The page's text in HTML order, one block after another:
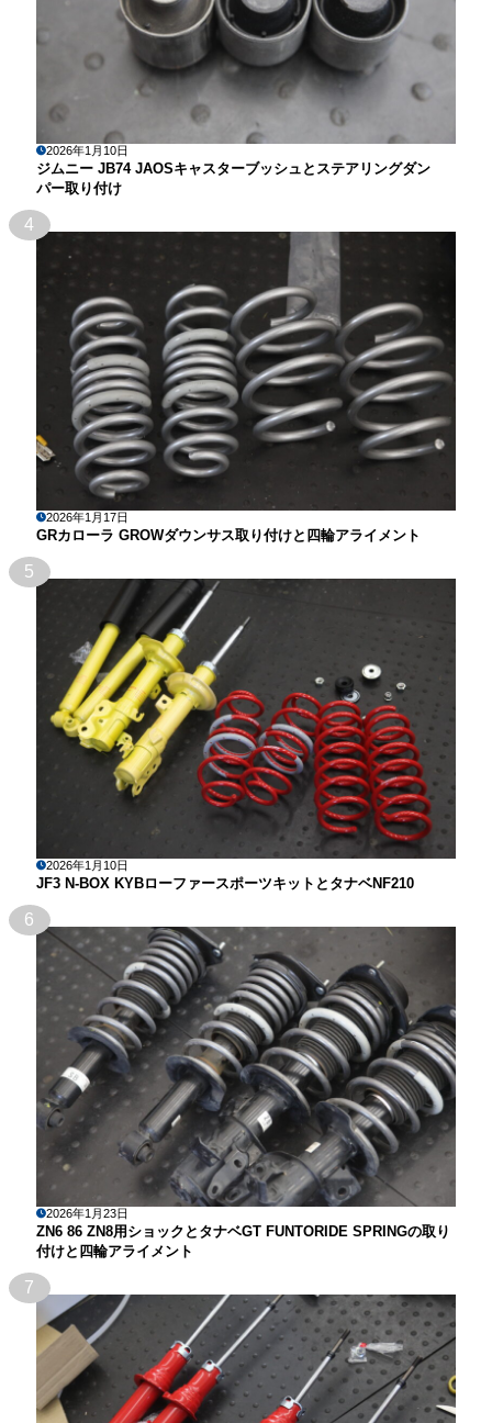
2026年1月10日
ジムニー JB74 JAOSキャスターブッシュとステアリングダン
パー取り付け
4
2026年1月17日
GRカローラ GROWダウンサス取り付けと四輪アライメント
5
2026年1月10日
JF3 N-BOX KYBローファースポーツキットとタナベNF210
6
2026年1月23日
ZN6 86 ZN8用ショックとタナベGT FUNTORIDE SPRINGの取り
付けと四輪アライメント
7